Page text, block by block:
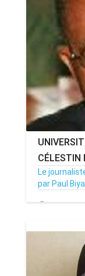
CÉLESTIN
Le
par Paul
12/07/19